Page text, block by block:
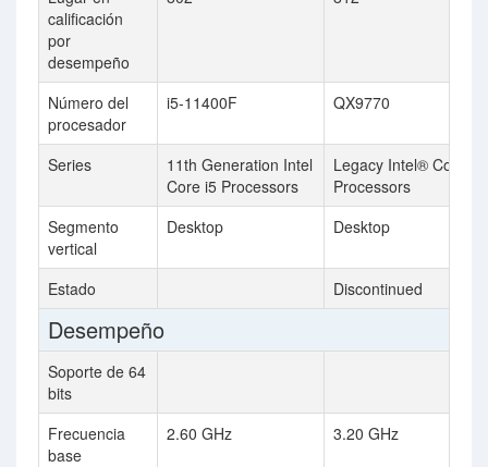
calificación
por
desempeño
Número del
procesador
i5-11400F QX9770
Series
11th Generation Intel
Core i5 Processors
Legacy Intel® Core™
Processors
Segmento
vertical
Desktop Desktop
Estado Discontinued
Desempeño
Soporte de 64
bits
Frecuencia
base
2.60 GHz 3.20 GHz